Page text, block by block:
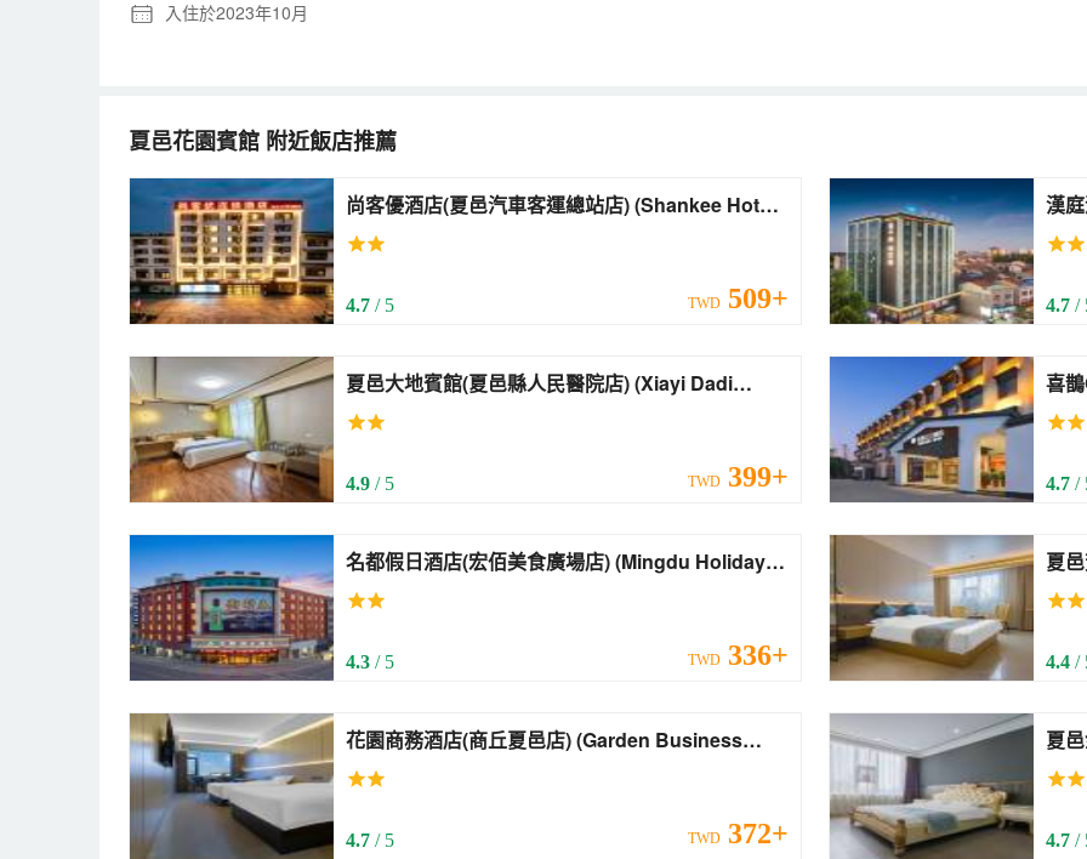
入住於2023年10月
夏邑花園賓館 附近飯店推薦
尚客優酒店(夏邑汽車客運總站店) (Shankee Hotel
(Xiayi County Bus Terminal))
4.7 / 5 TWD 509+
漢庭
4.7/
夏邑大地賓館(夏邑縣人民醫院店) (Xiayi Dadi
Hotel)
4.9 / 5 TWD 399+
喜鵲
CC
4.7/
名都假日酒店(宏佰美食廣場店) (Mingdu Holiday
Hotel)
4.3 / 5 TWD 336+ 4.4/
花園商務酒店(商丘夏邑店) (Garden Business
Hotel)
4.7 / 5 TWD 372+
夏邑
4.7/